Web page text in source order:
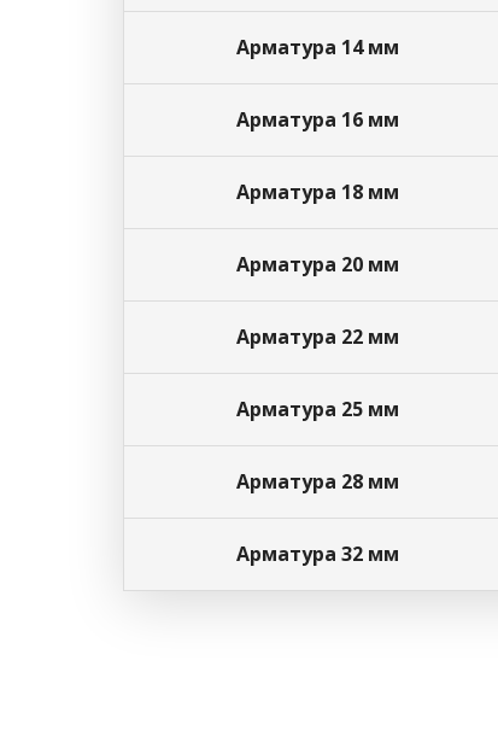
Арматура 14 мм
Арматура 16 мм
Арматура 18 мм
Арматура 20 мм
Арматура 22 мм
Арматура 25 мм
Арматура 28 мм
Арматура 32 мм